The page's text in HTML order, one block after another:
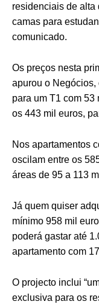
residenciais de alta
camas para
comunicado.
Os preços nesta
apurou o Negócios,
para um T1 com 53
os 443 mil euros,
Nos apartamentos
oscilam entre os
áreas de 95 a 113
Já quem quiser
mínimo 958 mil
poderá gastar até
apartamento com
O projecto inclui
exclusiva para os